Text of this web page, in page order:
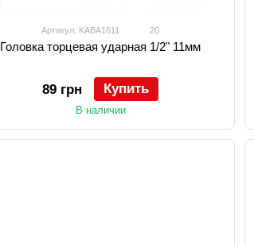
Артикул: KABA1611 20
Головка торцевая ударная 1/2" 11мм
89 грн Купить
В наличии